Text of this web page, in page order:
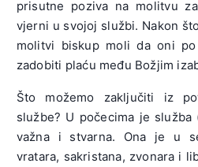
prisutne poziva na molitvu
vjerni u svojoj službi. Nakon
molitvi biskup moli da oni
zadobiti plaću među Božjim
Što možemo zaključiti iz
službe? U počecima je
važna i stvarna. Ona je u
vratara, sakristana, zvonara i